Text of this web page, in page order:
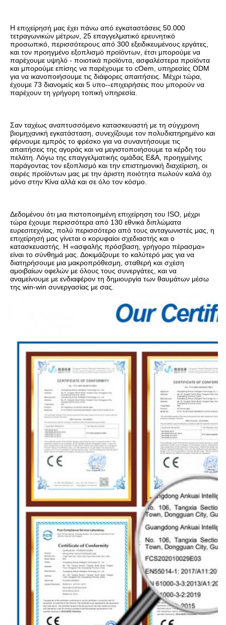
Η επιχείρησή μας έχει πάνω από εγκαταστάσεις 50.000
τετραγωνικών μέτρων, 25 επαγγελματικό ερευνητικό
προσωπικό, περισσότερους από 300 εξειδικευμένους εργάτες,
και τον προηγμένο εξοπλισμό προϊόντων, έτσι μπορούμε να
παρέχουμε υψηλό - ποιοτικά προϊόντα, ασφαλέστερα προϊόντα
και μπορούμε επίσης να παρέχουμε το cOem, υπηρεσίες ODM
για να ικανοποιήσουμε τις διάφορες απαιτήσεις. Μέχρι τώρα,
έχουμε 73 διανομείς και 5 υπο--επιχειρήσεις που μπορούν να
παρέχουν τη γρήγορη τοπική υπηρεσία.
Σαν ταχέως αναπτυσσόμενο κατασκευαστή με τη σύγχρονη
βιομηχανική εγκατάσταση, συνεχίζουμε τον πολυδιατηρημένο και
φέρνουμε εμπρός το φρέσκο για να συναντήσουμε τις
απαιτήσεις της αγοράς και να μεγιστοποιήσουμε τα κέρδη του
πελάτη. Λόγω της επαγγελματικής ομάδας Ε&Α, προηγμένης
παράγοντας τον εξοπλισμό και την επιστημονική διαχείριση, οι
σειρές προϊόντων μας με την άριστη ποιότητα πωλούν καλά όχι
μόνο στην Κίνα αλλά και σε όλο τον κόσμο.
Δεδομένου ότι μια πιστοποιημένη επιχείρηση του ISO, μέχρι
τώρα έχουμε περισσότερα από 130 εθνικά διπλώματα
ευρεσιτεχνίας, πολύ περισσότερο από τους ανταγωνιστές μας, η
επιχείρησή μας γίνεται ο κορυφαίοι σχεδιαστής και ο
κατασκευαστής. Η «ασφαλής πρόσβαση, γρήγορο πέρασμα»
είναι το σύνθημά μας. Δοκιμάζουμε το καλύτερό μας για να
διατηρήσουμε μια μακροπρόθεσμη, σταθερή και σχέση
αμοιβαίων οφελών με όλους τους συνεργάτες, και να
αναμείνουμε με ενδιαφέρον τη δημιουργία των θαυμάτων μέσω
της win-win συνεργασίας με σας.